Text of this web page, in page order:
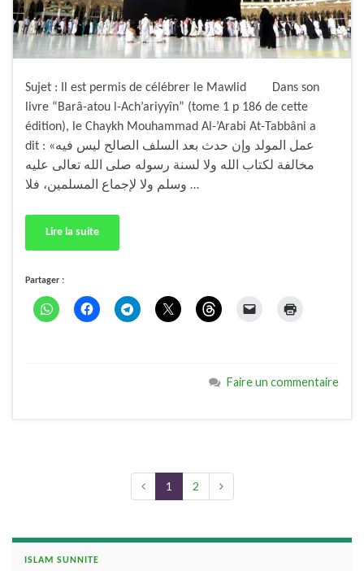
Sujet : Il est permis de célébrer le Mawlid Dans son
livre “Barâ-atou l-Ach’ariyyîn” (tome 1 p 186 de cette
édition), le Chaykh Mouhammad Al-’Arabi At-Tabbâni a
dit : «عمل المولد وإن حدث بعد السلف الصالح ليس فيه
مخالفة لكتاب الله ولا لسنة رسوله صلى الله تعالى عليه
وسلم ولا لإجماع المسلمين، فلا …
Lire la suite
Partager :
Faire un commentaire
1 2
ISLAM SUNNITE